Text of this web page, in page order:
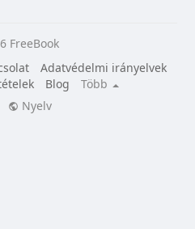
FreeBook
Adatvédelmi irányelvek
Blog
Több
Nyelv